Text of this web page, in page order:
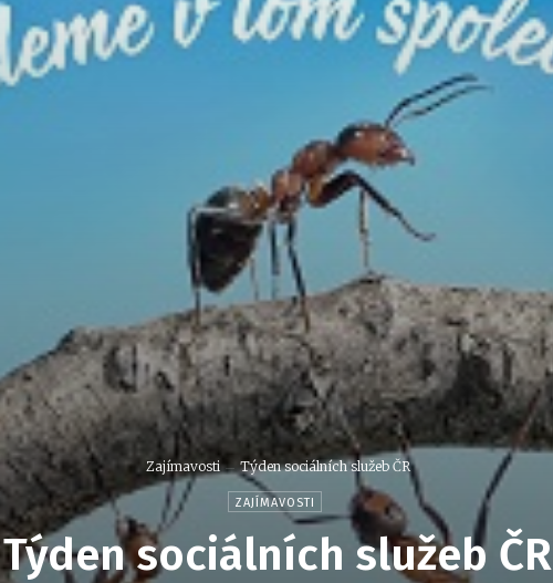
Zajímavosti Týden sociálních služeb ČR
ZAJÍMAVOSTI
Týden sociálních služeb ČR